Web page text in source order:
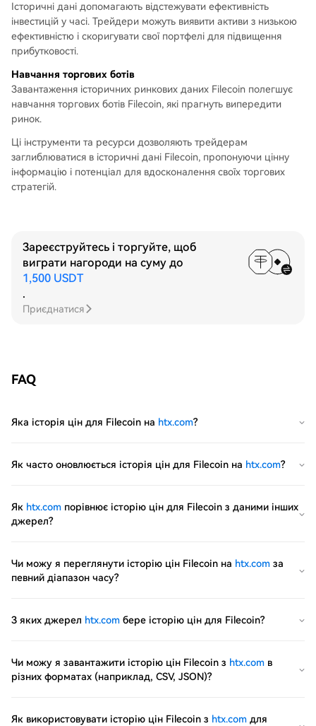
Історичні дані допомагають відстежувати ефективність
інвестицій у часі. Трейдери можуть виявити активи з низькою
ефективністю і скоригувати свої портфелі для підвищення
прибутковості.
Навчання торгових ботів
Завантаження історичних ринкових даних Filecoin полегшує
навчання торгових ботів Filecoin, які прагнуть випередити
ринок.
Ці інструменти та ресурси дозволяють трейдерам
заглиблюватися в історичні дані Filecoin, пропонуючи цінну
інформацію і потенціал для вдосконалення своїх торгових
стратегій.
Зареєструйтесь і торгуйте, щоб
виграти нагороди на суму до
1,500 USDT
.
Приєднатися
FAQ
Яка історія цін для Filecoin на htx.com?
Як часто оновлюється історія цін для Filecoin на htx.com?
Як htx.com порівнює історію цін для Filecoin з даними інших
джерел?
Чи можу я переглянути історію цін Filecoin на htx.com за
певний діапазон часу?
З яких джерел htx.com бере історію цін для Filecoin?
Чи можу я завантажити історію цін Filecoin з htx.com в
різних форматах (наприклад, CSV, JSON)?
Як використовувати історію цін Filecoin з htx.com для